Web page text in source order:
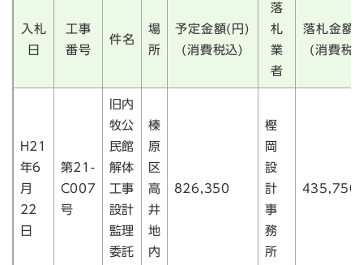
入札
日
工事
番号
件名
場
所
予定金額(円)
(消費税込)
落
札
業
者
落札金額(
(消費税
H21
年6
月
22
日
第21-
C007
号
旧内
牧公
民館
解体
工事
設計
監理
委託
榛
原
区
高
井
地
内
826,350
樫
岡
設
計
事
務
所
435,750